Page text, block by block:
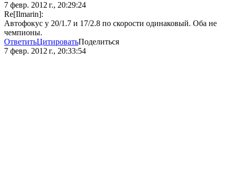
7 февр. 2012 г., 20:29:24
Re[Ilmarin]:
Автофокус у 20/1.7 и 17/2.8 по скорости одинаковый. Оба не
чемпионы.
ОтветитьЦитироватьПоделиться
7 февр. 2012 г., 20:33:54